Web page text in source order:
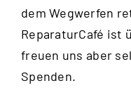
dem Wegwerfen
ReparaturCafé ist
freuen uns aber
Spenden.